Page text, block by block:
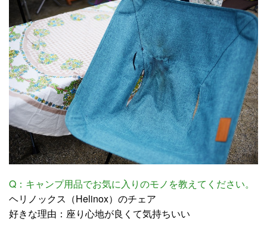
Q：キャンプ用品でお気に入りのモノを教えてください。
ヘリノックス（Helinox）のチェア
好きな理由：座り心地が良くて気持ちいい